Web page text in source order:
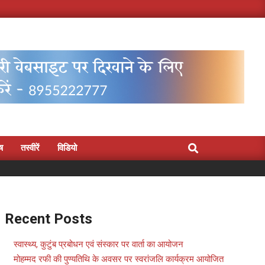
तस्वीरें विडियो Search
Recent Posts
स्वास्थ्य, कुटुंब प्रबोधन एवं संस्कार पर वार्ता का आयोजन
मोहम्मद रफी की पुण्यतिथि के अवसर पर स्वरांजलि कार्यक्रम आयोजित